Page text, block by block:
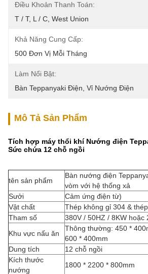
Điều Khoản Thanh Toán:
T / T, L / C, West Union
Khả Năng Cung Cấp:
500 Đơn Vị Mỗi Tháng
Làm Nổi Bật:
Bàn Teppanyaki Điện Vỉ Nướng Điện
Mô Tả Sản Phẩm
Tích hợp máy thổi khí Nướng điện
Sức chứa 12 chỗ ngồi
tên sản phẩm
Bàn nướng điện
vòm với hệ thống xả
Sưởi
Cảm ứng điện từ)
Vật chất
Thép không gỉ 304 &
Tham số
380V / 50HZ / 8KW hoặc
Khu vực nấu ăn
Thông thường: 450 *
600 * 400mm
Dung tích
12 chỗ ngồi
Kích thước
nướng
1800 * 2200 * 800mm